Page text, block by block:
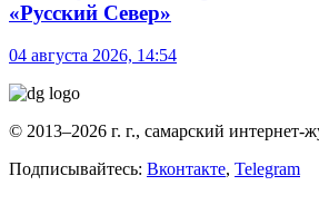
«Русский Север»
04 августа 2026, 14:54
© 2013–2026 г. г., самарский интернет-
Подписывайтесь: Вконтакте, Telegram